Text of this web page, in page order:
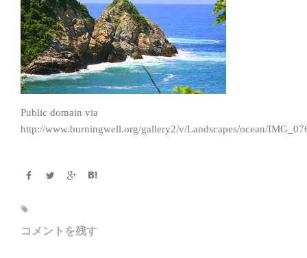
Public domain via
http://www.burningwell.org/gallery2/v/Landscapes/ocean/
コメントを残す